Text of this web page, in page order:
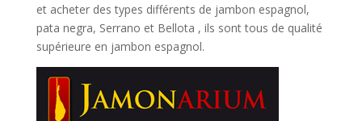
et acheter des types différents de jambon espagnol,
pata negra, Serrano et Bellota , ils sont tous de qualité
supérieure en jambon espagnol.